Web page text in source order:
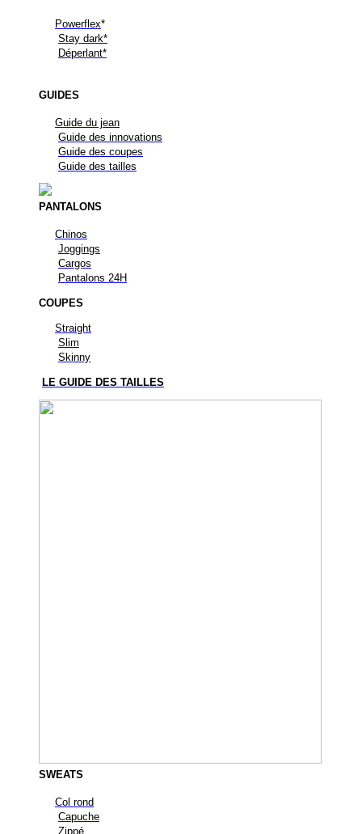
Powerflex*
Stay dark*
Déperlant*
GUIDES
Guide du jean
Guide des innovations
Guide des coupes
Guide des tailles
PANTALONS
Chinos
Joggings
Cargos
Pantalons 24H
COUPES
Straight
Slim
Skinny
LE GUIDE DES TAILLES
SWEATS
Col rond
Capuche
Zippé